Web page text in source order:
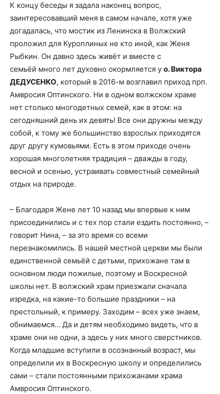
К концу беседы я задала наконец вопрос,
заинтересовавший меня в самом начале, хотя уже
догадалась, что мостик из Ленинска в Волжский
проложил для Куроплиных не кто иной, как Женя
Рыбкин. Он давно здесь живёт и вместе с
семьёй много лет духовно окормляется у о. Виктора
ДЕДУСЕНКО, который в 2016-м возглавил приход прп.
Амвросия Оптинского. Ни в одном волжском храме
нет столько многодетных семей, как в этом: на
сегодняшний день их девять! Все они дружны между
собой, к тому же большинство взрослых приходятся
друг другу кумовьями. Есть в этом приходе очень
хорошая многолетняя традиция – дважды в году,
весной и осенью, устраивать совместный семейный
отдых на природе.
– Благодаря Жене лет 10 назад мы впервые к ним
присоединились и с тех пор стали ездить постоянно, –
говорит Нина, – за это время со всеми
перезнакомились. В нашей местной церкви мы были
единственной семьёй с детьми, прихожане там в
основном люди пожилые, поэтому и Воскресной
школы нет. В волжский храм приезжали сначала
изредка, на какие-то большие праздники – на
престольный, к примеру. Заходим – всех уже знаем,
обнимаемся… Да и детям необходимо видеть, что в
храме они не одни, а здесь у них много сверстников.
Когда младшие вступили в осознанный возраст, мы
определили их в Воскресную школу и определились
сами – стали постоянными прихожанами храма
Амвросия Оптинского.